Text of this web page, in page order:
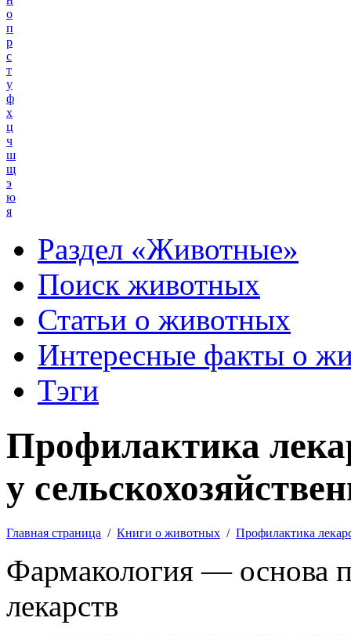
о
п
р
с
т
у
ф
х
ц
ч
ш
щ
э
ю
я
Раздел «Животные»
Поиск животных
Статьи о животных
Интересные факты о
Тэги
Профилактика
у
Главная страница / Книги о животных / Профилактика
Фармакология — основа
лекарств